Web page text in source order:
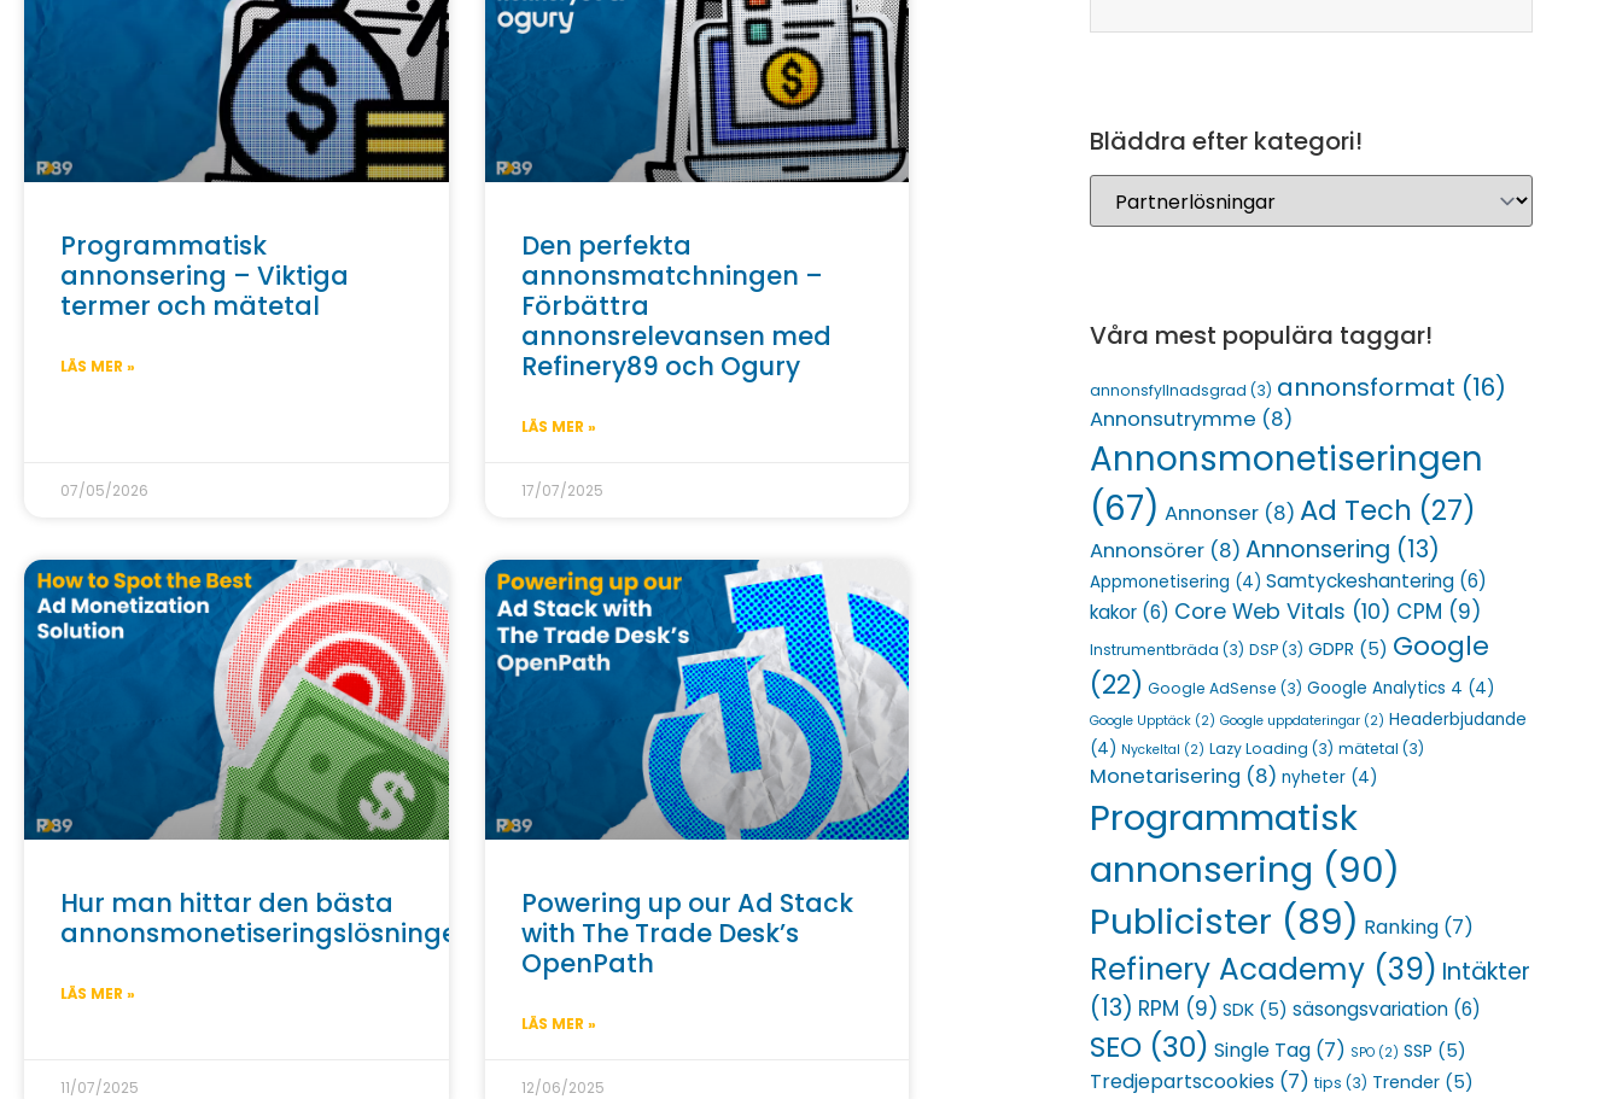
Programmatisk
annonsering – Viktiga
termer och mätetal
LÄS MER »
07/05/2026
Den perfekta
annonsmatchningen –
Förbättra
annonsrelevansen med
Refinery89 och Ogury
LÄS MER »
17/07/2025
Hur man hittar den bästa
annonsmonetiseringslösningen
LÄS MER »
11/07/2025
Powering up our Ad Stack
with The Trade Desk’s
OpenPath
LÄS MER »
12/06/2025
Bläddra efter kategori!
Våra mest populära taggar!
annonsfyllnadsgrad (3) annonsformat (16)
Annonsutrymme (8)
Annonsmonetiseringen
(67) Annonser (8) Ad Tech (27)
Annonsörer (8) Annonsering (13)
Appmonetisering (4) Samtyckeshantering (6)
kakor (6) Core Web Vitals (10) CPM (9)
Instrumentbräda (3) DSP(3) GDPR (5) Google
(22) Google AdSense (3) Google Analytics 4 (4)
Google Upptäck (2) Google uppdateringar (2) Headerbjudande
(4) Nyckeltal (2) Lazy Loading (3) mätetal (3)
Monetarisering (8) nyheter (4)
Programmatisk
annonsering (90)
Publicister (89) Ranking (7)
Refinery Academy (39) Intäkter
(13) RPM (9) SDK (5) säsongsvariation (6)
SEO (30) Single Tag (7) SPO (2) SSP (5)
Tredjepartscookies (7) tips (3) Trender (5)